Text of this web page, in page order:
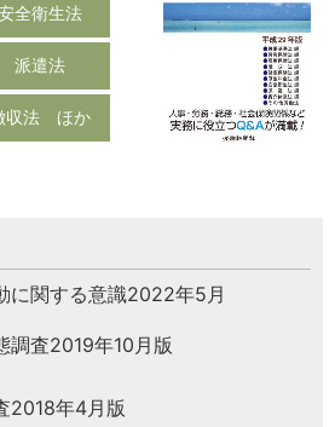
全衛生法
派遣法
収法 ほか
に関する意識2022年5月
調査2019年10月版
2018年4月版